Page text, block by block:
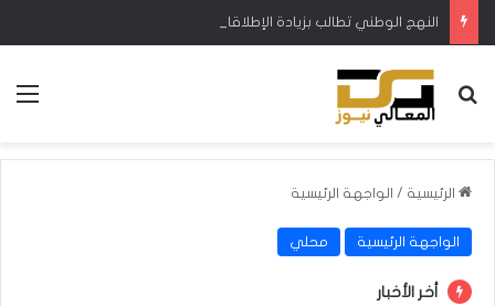
بحث عن
الرئيسية / الواجهة الرئيسية
الواجهة الرئيسية محلي
أخر الأخبار